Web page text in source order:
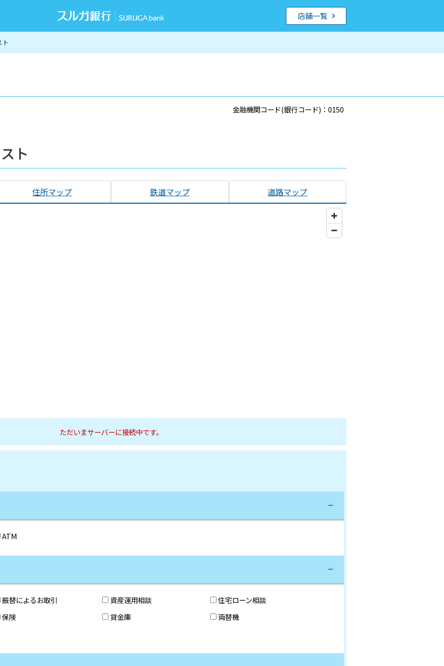
ト
店舗一覧
金融機関コード(銀行コード)：0150
ト
住所マップ 鉄道マップ 道路マップ
ただいまサーバーに接続中です。
ATM
振替によるお取引 資産運用相談
住宅ローン相談
保険 貸金庫
両替機